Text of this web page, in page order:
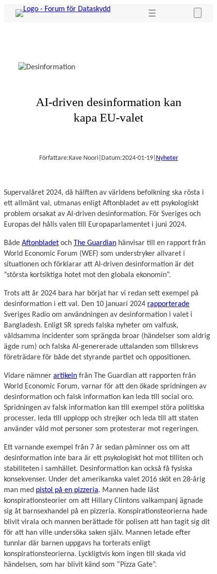
Hoppa
AI-driven desinformation kan
kapa EU-valet
Författare:Kave Noori| Datum:2024-01-19| Nyheter
Supervalåret 2024, då hälften av världens befolkning ska rösta i
ett allmänt val, utmanas enligt Aftonbladet av ett psykologiskt
problem orsakat av AI-driven desinformation. För Sveriges och
Europas del hålls valen till Europaparlamentet i juni 2024.
Både Aftonbladet och The Guardian hänvisar till en rapport från
World Economic Forum (WEF) som understryker allvaret i
situationen och förklarar att AI-driven desinformation är det
”största kortsiktiga hotet mot den globala ekonomin”.
Trots att år 2024 bara har börjat har vi redan sett exempel på
desinformation i ett val. Den 10 januari 2024 rapporterade
Sveriges Radio om användningen av desinformation i valet i
Bangladesh. Enligt SR spreds falska nyheter om valfusk,
våldsamma incidenter som sprängda broar (händelser som aldrig
ägde rum) och falska AI-genererade uttalanden som tillskrevs
företrädare för både det styrande partiet och oppositionen.
Vidare nämner artikeln från The Guardian att rapporten från
World Economic Forum, varnar för att den ökade spridningen av
desinformation och falsk information kan leda till social oro.
Spridningen av falsk information kan till exempel störa politiska
processer, leda till upplopp och strejker och leda till att staten
använder våld mot personer som protesterar mot regeringen.
Ett varnande exempel från 7 år sedan påminner oss om att
desinformation inte bara är ett psykologiskt hot mot tilliten och
stabiliteten i samhället. Desinformation kan också få fysiska
konsekvenser. Under det amerikanska valet 2016 sköt en 28-årig
man med pistol på en pizzeria. Mannen hade läst
konspirationsteorier om att Hillary Clintons valkampanj ägnade
sig åt barnsexhandel på en pizzeria. Konspirationsteorierna hade
blivit virala och mannen berättade för polisen att han tagit sig dit
för att han ville undersöka saken själv. Mannen letade efter
tunnlar där barnen uppgavs ha torterats enligt
konspirationsteorierna. Lyckligtvis kom ingen till skada vid
händelsen, som har blivit känd som ”Pizza Gate”.